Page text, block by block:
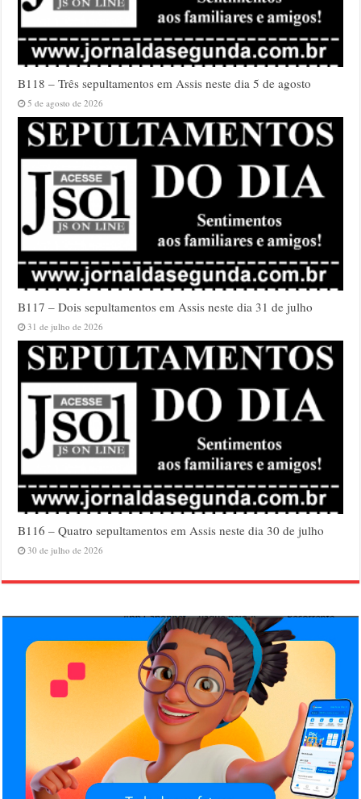
B118 – Três sepultamentos em Assis neste dia 5 de agosto
5 de agosto de 2026
B117 – Dois sepultamentos em Assis neste dia 31 de julho
31 de julho de 2026
B116 – Quatro sepultamentos em Assis neste dia 30 de julho
30 de julho de 2026